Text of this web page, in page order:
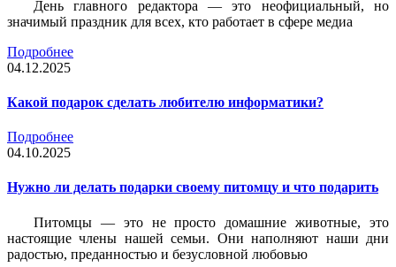
День главного редактора — это неофициальный, но
значимый праздник для всех, кто работает в сфере медиа
Подробнее
04.12.2025
Какой подарок сделать любителю информатики?
Подробнее
04.10.2025
Нужно ли делать подарки своему питомцу и что подарить
Питомцы — это не просто домашние животные, это
настоящие члены нашей семьи. Они наполняют наши дни
радостью, преданностью и безусловной любовью